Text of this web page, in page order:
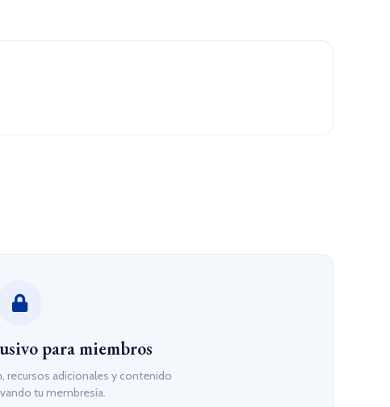
para miembros
recursos adicionales y contenido
tu membresía.